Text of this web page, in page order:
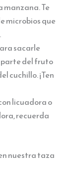
manzana. Te
microbios que
sacarle
parte del fruto
cuchillo. ¡Ten
licuadora o
recuerda
nuestra taza